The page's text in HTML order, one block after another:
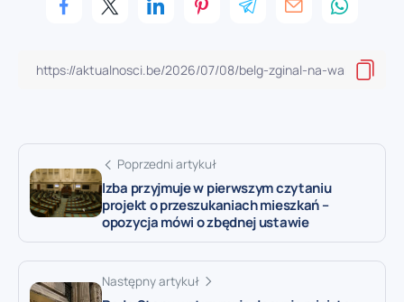
Poprzedni artykuł
Izba przyjmuje w pierwszym czytaniu
projekt o przeszukaniach mieszkań –
opozycja mówi o zbędnej ustawie
Następny artykuł